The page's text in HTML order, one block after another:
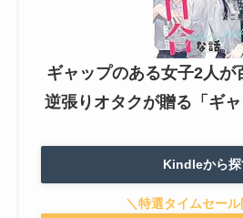
ギャップのある女子2人が
逆張りオタクが贈る「ギャ
Kindleから探